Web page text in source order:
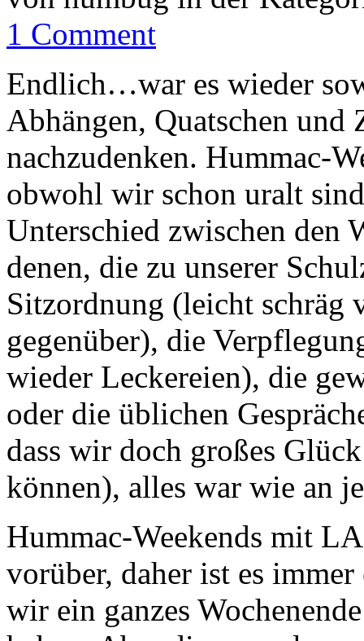
1 Comment
Endlich…war es wieder
Abhängen, Quatschen
nachzudenken. Hummac-
obwohl wir schon uralt
Unterschied zwischen den
denen, die zu unserer
Sitzordnung (leicht schräg
gegenüber), die
wieder Leckereien), die
oder die üblichen
dass wir doch großes
können), alles war wie an
Hummac-Weekends mit
vorüber, daher ist es
wir ein ganzes